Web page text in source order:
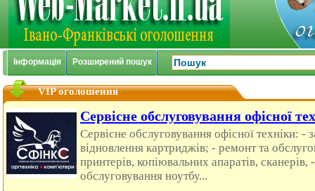
Інформація Розширений пошук
VIP оголошення
Сервісне обслуговування офісної
Сервісне обслуговування офісної техніки: -
відновлення картриджів; - ремонт та
принтерів, копіювальних апаратів, сканерів,
обслуговування ноутбу...